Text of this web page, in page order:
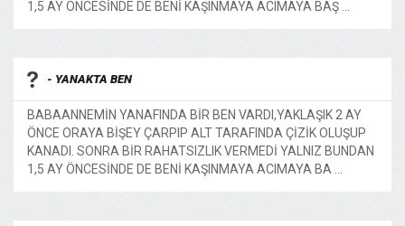
1,5 AY ÖNCESİNDE DE BENİ KAŞINMAYA ACIMAYA BAŞ ...
- YANAKTA BEN
BABAANNEMİN YANAFINDA BİR BEN VARDI,YAKLAŞIK 2 AY
ÖNCE ORAYA BİŞEY ÇARPIP ALT TARAFINDA ÇİZİK OLUŞUP
KANADI. SONRA BİR RAHATSIZLIK VERMEDİ YALNIZ BUNDAN
1,5 AY ÖNCESİNDE DE BENİ KAŞINMAYA ACIMAYA BA ...